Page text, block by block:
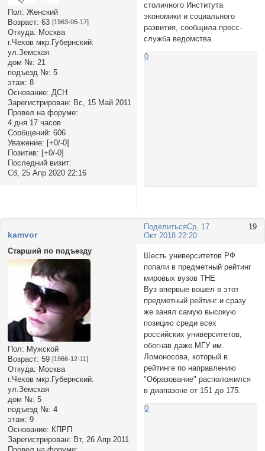
Пол: Женский
Возраст: 63 [1963-05-17]
Откуда: Москва
г.Чехов мкр.Губернский:
ул.Земская
дом №: 21
подъезд №: 5
этаж: 8
Основание: ДСН
Зарегистрирован: Вс, 15 Май 2011
Провел на форуме:
4 дня 17 часов
Сообщений: 606
Уважение: [+0/-0]
Позитив: [+0/-0]
Последний визит:
Сб, 25 Апр 2020 22:16
столичного Института
экономики и социального
развития, сообщила пресс-
служба ведомства.
0
Поделиться 19
Ср, 17
Окт 2018 22:20
kamvor
Старший по подъезду
Пол: Мужской
Возраст: 59 [1966-12-11]
Откуда: Москва
г.Чехов мкр.Губернский:
ул.Земская
дом №: 5
подъезд №: 4
этаж: 9
Основание: КПРП
Зарегистрирован: Вт, 26 Апр 2011
Шесть университетов РФ
попали в предметный рейтинг
мировых вузов THE
Вуз впервые вошел в этот
предметный рейтинг и сразу
же занял самую высокую
позицию среди всех
российских университетов,
обогнав даже МГУ им.
Ломоносова, который в
рейтинге по направлению
"Образование" расположился
в диапазоне от 151 до 175.
0